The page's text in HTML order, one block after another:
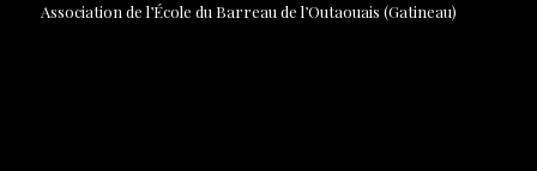
Association de l’École du Barreau de l’Outaouais (Gatineau)